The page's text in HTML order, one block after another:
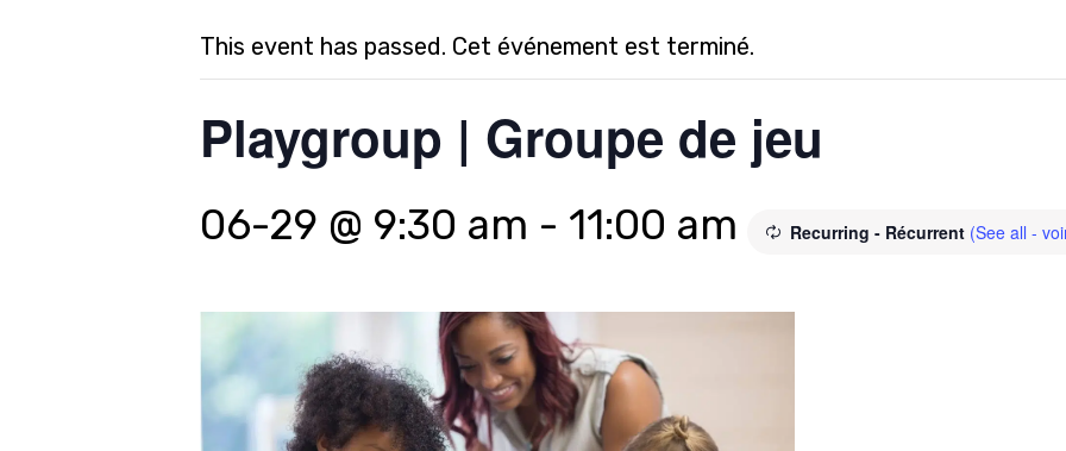
This event has passed. Cet événement est terminé.
Playgroup | Groupe de jeu
06-29 @ 9:30 am - 11:00 am Recurring - Récurrent (See all -